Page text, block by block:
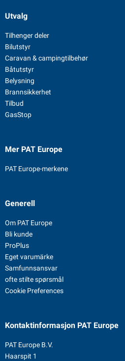
Utvalg
Tilhenger deler
Bilutstyr
Caravan & campingtilbehør
Båtutstyr
Belysning
Brannsikkerhet
Tilbud
GasStop
Mer PAT Europe
PAT Europe-merkene
Generell
Om PAT Europe
Bli kunde
ProPlus
Eget varumärke
Samfunnsansvar
ofte stilte spørsmål
Cookie Preferences
Kontaktinformasjon PAT Europe
PAT Europe B.V.
Haarspit 1